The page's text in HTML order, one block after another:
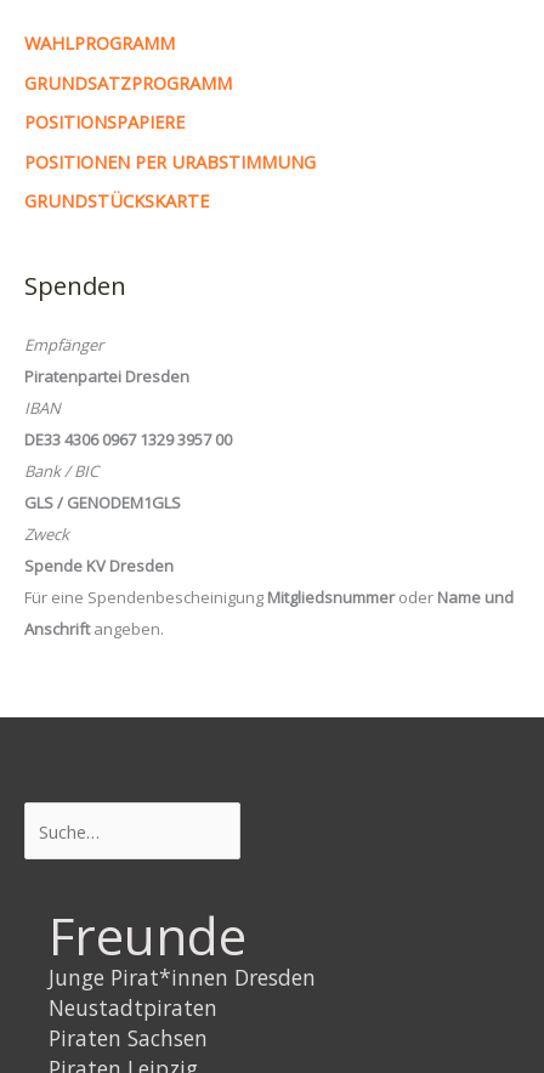
WAHLPROGRAMM
GRUNDSATZPROGRAMM
POSITIONSPAPIERE
POSITIONEN PER URABSTIMMUNG
GRUNDSTÜCKSKARTE
Spenden
Empfänger
Piratenpartei Dresden
IBAN
DE33 4306 0967 1329 3957 00
Bank / BIC
GLS / GENODEM1GLS
Zweck
Spende KV Dresden
Für eine Spendenbescheinigung Mitgliedsnummeroder Name und
Anschriftangeben.
Freunde
Junge Pirat*innen Dresden
Neustadtpiraten
Piraten Sachsen